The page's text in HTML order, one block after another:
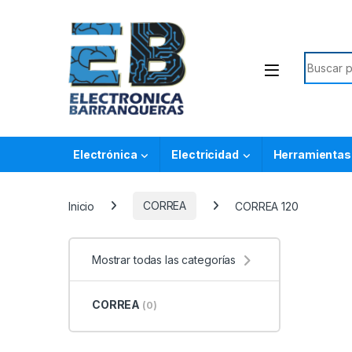
Electrónica Electricidad Herramientas
Inicio CORREA CORREA 120
Mostrar todas las categorías
CORREA (0)